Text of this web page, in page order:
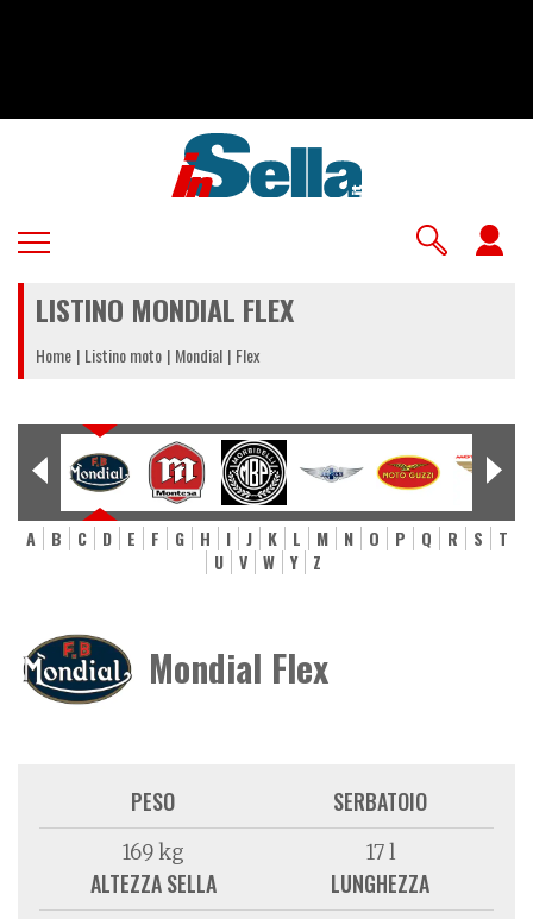
LISTINO MONDIAL FLEX
Home Listino moto Mondial Flex
A B C D E F G H I J K L M N O P Q R S
T
U
V W Y Z
Mondial Flex
PESO
169 kg
SERBATOIO
17 l
ALTEZZA SELLA LUNGHEZZA